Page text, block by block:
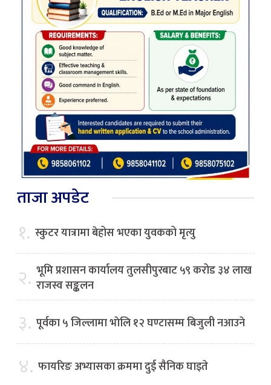
ताजा अपडेट
१. स्कुटर यात्रामा बेहोस भएका युवकको मृत्यु
२. भूमि प्रशासन कार्यालय तुलसीपुरबाट ५९ करोड ३४ लाख
राजस्व सङ्कलन
३. पूर्वका ५ जिल्लामा भाेलि १२ घण्टासम्म बिजुली नआउने
४. फायरिङ अभ्यासका क्रममा दुई सैनिक घाइते